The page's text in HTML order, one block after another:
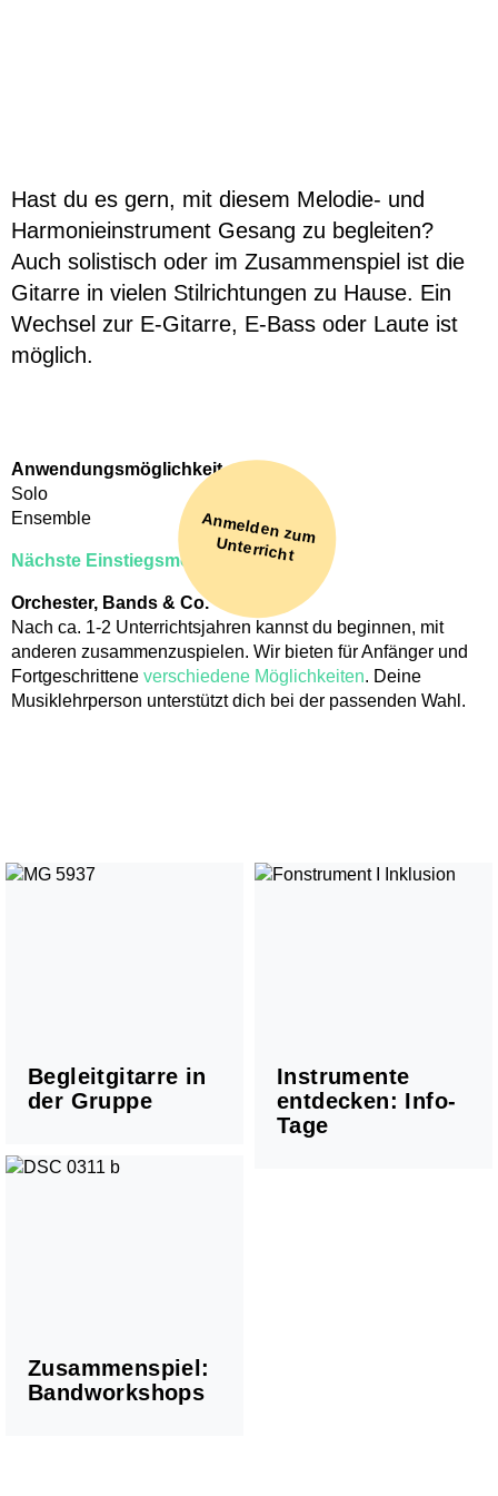
Stufentest
Begabtenförderung
Musiktheorie - Musik verstehen und kreieren
Wettbewerbe
Musiktherapie
Hast du es gern, mit diesem Melodie- und
Harmonieinstrument Gesang zu begleiten?
Auch solistisch oder im Zusammenspiel ist die
Gitarre in vielen Stilrichtungen zu Hause. Ein
Wechsel zur E-Gitarre, E-Bass oder Laute ist
möglich.
Anm
elden zum
Unterricht
Anwendungsmöglichkeit
Solo
Ensemble
Nächste Einstiegsmöglichkeit
Orchester, Bands & Co.
Nach ca. 1-2 Unterrichtsjahren kannst du beginnen, mit
anderen zusammenzuspielen. Wir bieten für Anfänger und
Fortgeschrittene verschiedene Möglichkeiten. Deine
Musiklehrperson unterstützt dich bei der passenden Wahl.
Begleitgitarre in
der Gruppe
Instrumente
entdecken: Info-
Tage
Zusammenspiel:
Bandworkshops